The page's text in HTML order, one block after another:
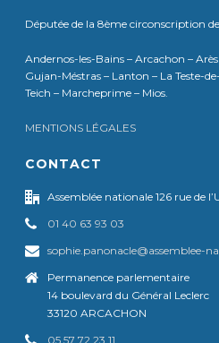
Députée de la 8ème circonscription
Andernos-les-Bains – Arcachon –
Gujan-Méstras – Lanton – La Teste-
Teich – Marcheprime – Mios.
MENTIONS LÉGALES
CONTACT
Assemblée nationale 126 rue de
01 40 63 93 03
sophie.panonacle@assemblee-
Permanence parlementaire
14 boulevard du Général Leclerc
33120 ARCACHON
05 57 72 23 11